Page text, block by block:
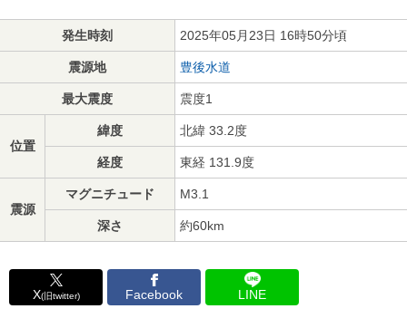
発生時刻 2025年05月23日 16時50分頃
震源地 豊後水道
最大震度 震度1
位置
緯度 北緯 33.2度
経度 東経 131.9度
震源
マグニチュード M3.1
深さ 約60km
X(旧twitter) Facebook LINE